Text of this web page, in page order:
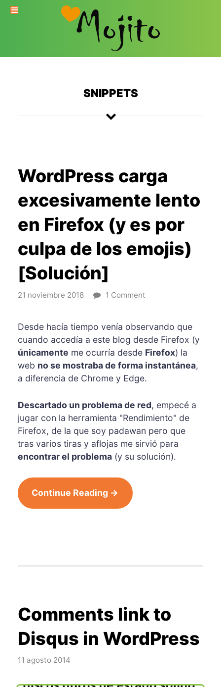
SNIPPETS
WordPress carga
excesivamente lento
en Firefox (y es por
culpa de los emojis)
[Solución]
21 noviembre 2018 1 Comment
Desde hacía tiempo venía observando que
cuando accedía a este blog desde Firefox (y
únicamente me ocurría desde Firefox) la
web no se mostraba de forma instantánea,
a diferencia de Chrome y Edge.
Descartado un problema de red, empecé a
jugar con la herramienta "Rendimiento" de
Firefox, de la que soy padawan pero que
tras varios tiras y aflojas me sirvió para
encontrar el problema(y su solución).
Continue Reading →
Comments link to
Disqus in WordPress
11 agosto 2014